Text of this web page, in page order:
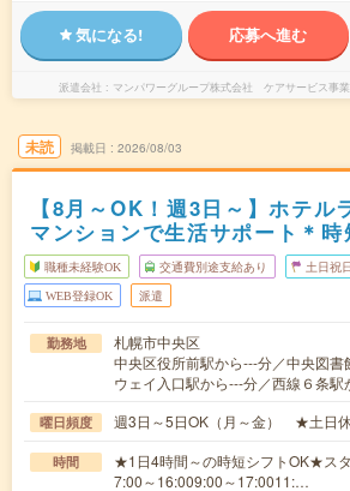
気になる! 応募へ進む
派遣会社 マンパワーグループ株式会社 ケアサービス事
未読 掲載日 2026/08/03
【8月～OK！週3日～】ホテル
マンションで生活サポート＊時
職種未経験OK 交通費別途支給あり 土日祝
WEB登録OK 派遣
勤務地
札幌市中央区
中央区役所前駅から---分／中央図
ウェイ入口駅から---分／西線６条駅
曜日頻度 週3日～5日OK（月～金） ★土日
時間
★1日4時間～の時短シフトOK★ス
7:00～16:009:00～17:0011:…